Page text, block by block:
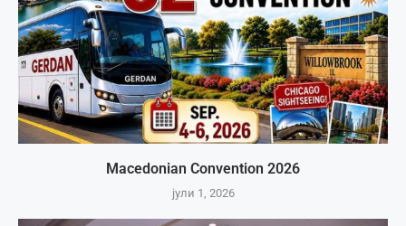
Macedonian Convention 2026
јули 1, 2026